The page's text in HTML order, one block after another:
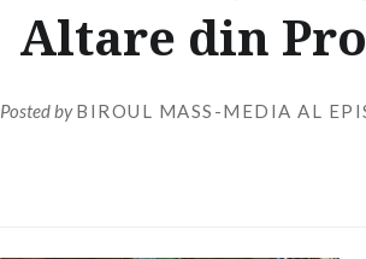
Altare din
Posted byBIROUL MASS-MEDIA AL